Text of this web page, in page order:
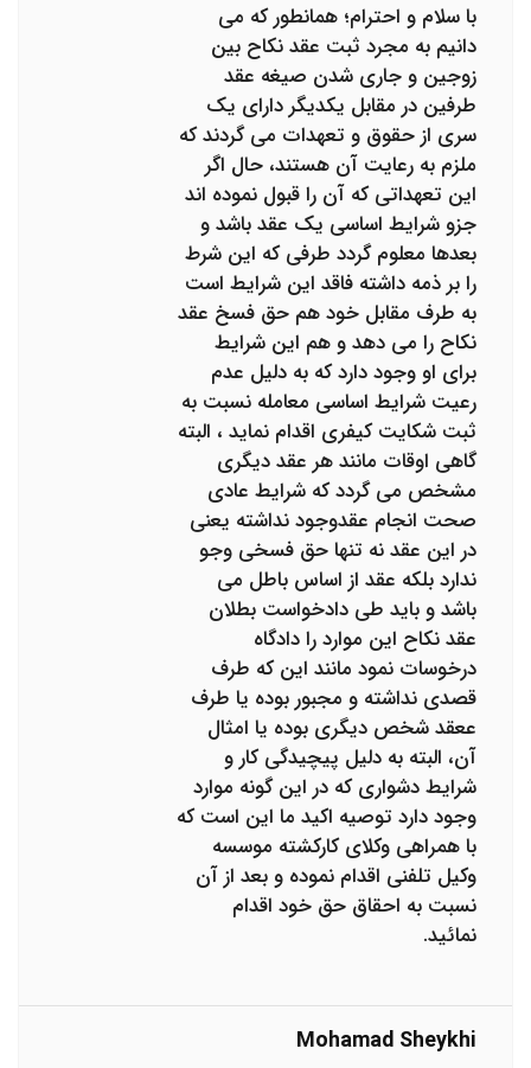
با سلام و احترام؛ همانطور که می
دانیم به مجرد ثبت عقد نکاح بین
زوجین و جاری شدن صیغه عقد
طرفین در مقابل یکدیگر دارای یک
سری از حقوق و تعهدات می گردند که
ملزم به رعایت آن هستند، حال اگر
این تعهداتی که آن را قبول نموده اند
جزو شرایط اساسی یک عقد باشد و
بعدها معلوم گردد طرفی که این شرط
را بر ذمه داشته فاقد این شرایط است
به طرف مقابل خود هم حق فسخ عقد
نکاح را می دهد و هم این شرایط
برای او وجود دارد که به دلیل عدم
رعیت شرایط اساسی معامله نسبت به
ثبت شکایت کیفری اقدام نماید ، البته
گاهی اوقات مانند هر عقد دیگری
مشخص می گردد که شرایط عادی
صحت انجام عقدوجود نداشته یعنی
در این عقد نه تنها حق فسخی وجو
ندارد بلکه عقد از اساس باطل می
باشد و باید طی دادخواست بطلان
عقد نکاح این موارد را دادگاه
درخوسات نمود مانند این که طرف
قصدی نداشته و مجبور بوده یا طرف
ععقد شخص دیگری بوده یا امثال
آن، البته به دلیل پیچیدگی کار و
شرایط دشواری که در این گونه موارد
وجود دارد توصیه اکید ما این است که
با همراهی وکلای کارکشته موسسه
وکیل تلفنی اقدام نموده و بعد از آن
نسبت به احقاق حق خود اقدام
نمائید.
Mohamad Sheykhi